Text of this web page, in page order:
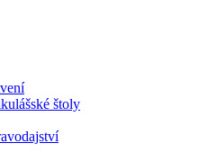
štoly